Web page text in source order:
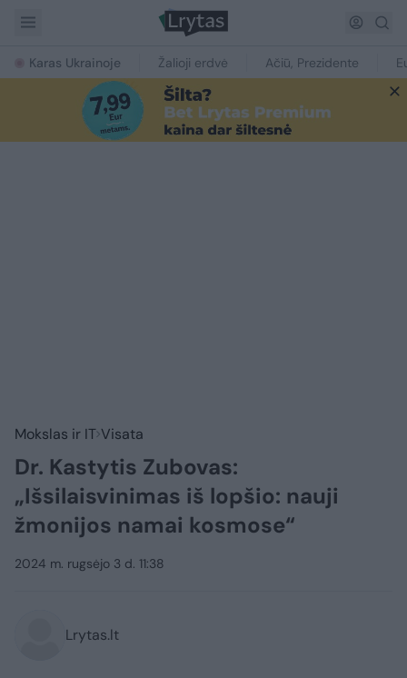
Karas Ukrainoje Žalioji erdvė Ačiū, Prezidente
Mokslas ir IT Visata
Dr. Kastytis Zubovas:
„Išsilaisvinimas iš lopšio: nauji
žmonijos namai kosmose“
2024 m. rugsėjo 3 d. 11:38
Lrytas.lt